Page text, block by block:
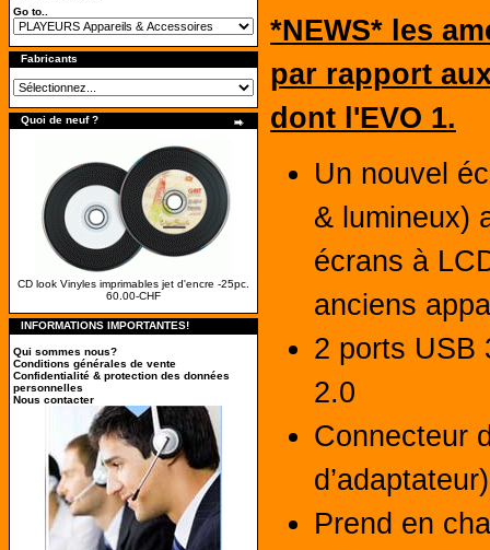
Go to..
Fabricants
Quoi de neuf ?
CD look Vinyles imprimables jet d'encre -25pc.
60.00-CHF
INFORMATIONS IMPORTANTES!
Qui sommes nous?
Conditions générales de vente
Confidentialité & protection des données
personnelles
Nous contacter
*NEWS* les
par rapport
dont l'EVO 1.
Un nouvel
& lumineux)
écrans à
anciens
2 ports USB
2.0
Connecteur
d’adaptateur)
Prend en